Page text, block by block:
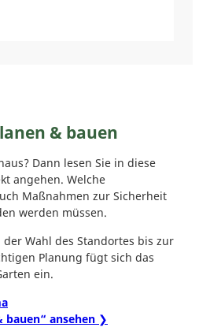
& bauen
Dann lesen Sie in diese
angehen. Welche
Maßnahmen zur Sicherheit
werden müssen.
Wahl des Standortes bis zur
Planung fügt sich das
ein.
bauen“ ansehen ❯